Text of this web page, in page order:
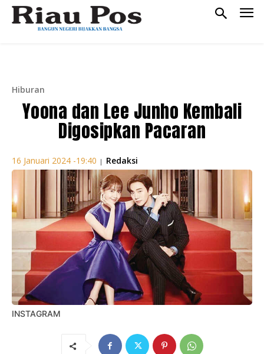
Hiburan
Yoona dan Lee Junho Kembali
Digosipkan Pacaran
16 Januari 2024 -19:40 | Redaksi
INSTAGRAM